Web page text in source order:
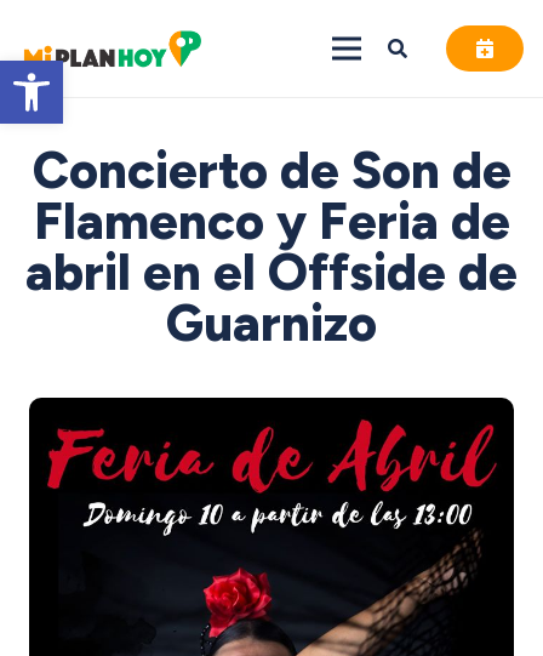
Abrir barra de herramientas
Concierto de Son de
Flamenco y Feria de
abril en el Offside de
Guarnizo